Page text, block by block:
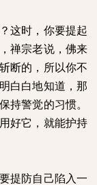
这时，你要提起
禅宗老说，佛来
断的，所以你不
白白地知道，那
持警觉的习惯。
好它，就能护持
提防自己陷入一